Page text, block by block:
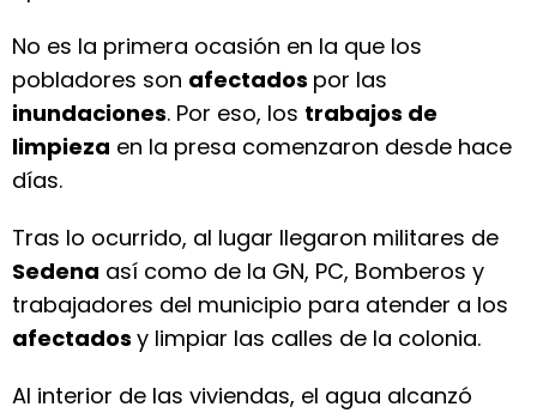
No es la primera ocasión en la que los
pobladores son afectados por las
inundaciones. Por eso, los trabajos de
limpieza en la presa comenzaron desde hace
días.
Tras lo ocurrido, al lugar llegaron militares de
Sedena así como de la GN, PC, Bomberos y
trabajadores del municipio para atender a los
afectados y limpiar las calles de la colonia.
Al interior de las viviendas, el agua alcanzó